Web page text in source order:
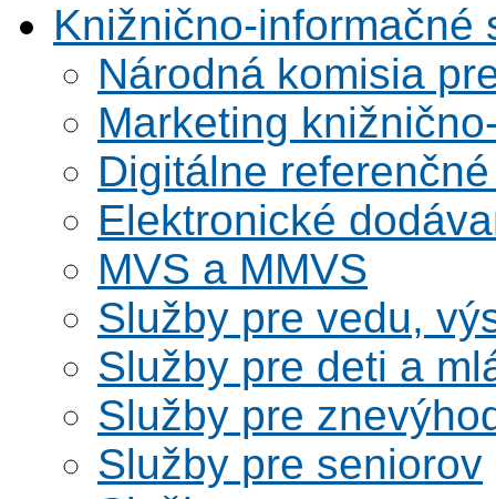
Knižnično-informačné
Národná komisia
Marketing
Digitálne
Elektronické
MVS a MMVS
Služby pre vedu,
Služby pre deti a
Služby pre
Služby pre seniorov